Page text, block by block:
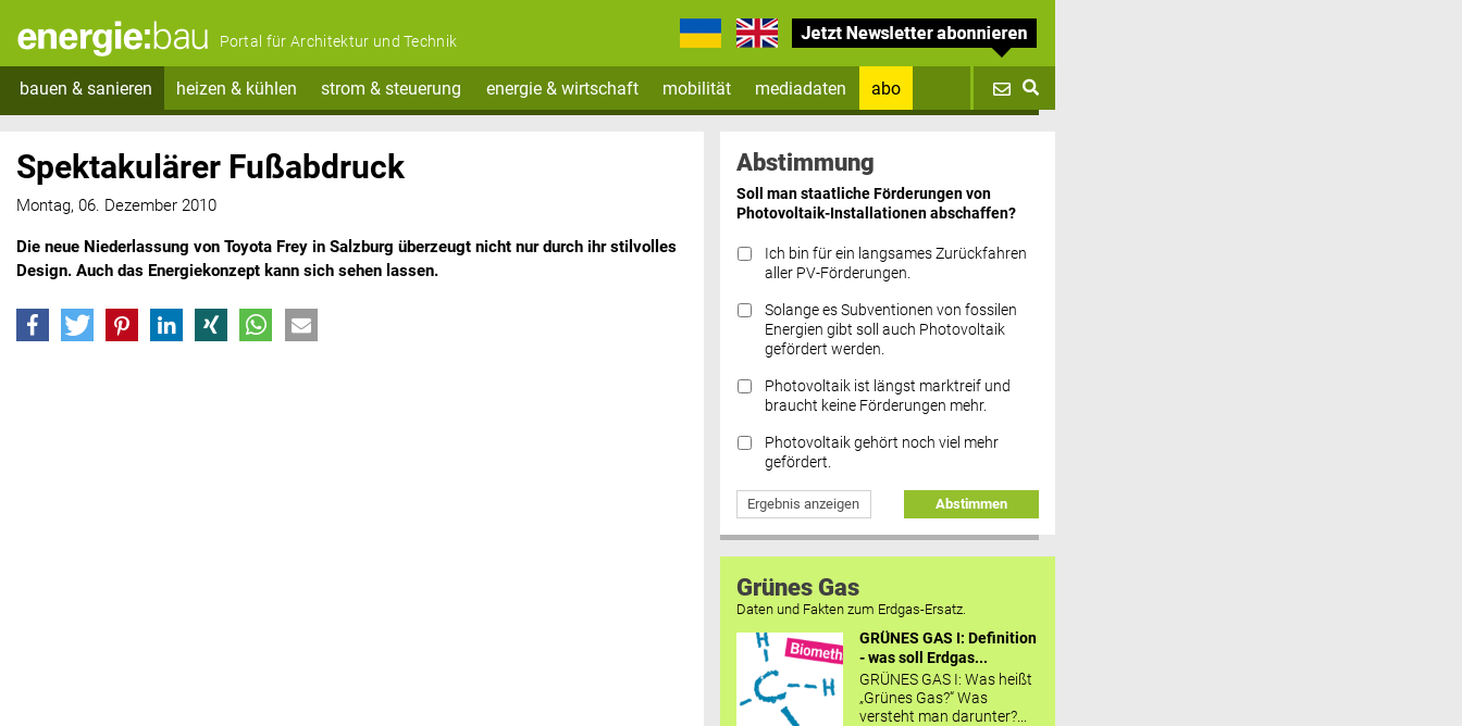
Portal für Architektur und Technik
bauen & sanieren heizen & kühlen strom & steuerung energie & wirtschaft mobilität mediadaten
abo
Datenschutz FAQs
Spektakulärer Fußabdruck
Montag, 06. Dezember 2010
Die neue Niederlassung von Toyota Frey in Salzburg überzeugt nicht nur durch ihr stilvolles
Design. Auch das Energiekonzept kann sich sehen lassen.
Abstimmung
Soll man staatliche Förderungen von
Photovoltaik-Installationen abschaffen?
Ich bin für ein langsames Zurückfahren
aller PV-Förderungen.
Solange es Subventionen von fossilen
Energien gibt soll auch Photovoltaik
gefördert werden.
Photovoltaik ist längst marktreif und
braucht keine Förderungen mehr.
Photovoltaik gehört noch viel mehr
gefördert.
Ergebnis anzeigen Abstimmen
Grünes Gas
Daten und Fakten zum Erdgas-Ersatz.
GRÜNES GAS I: Definition
- was soll Erdgas...
GRÜNES GAS I: Was heißt
„Grünes Gas?“ Was
versteht man darunter?...